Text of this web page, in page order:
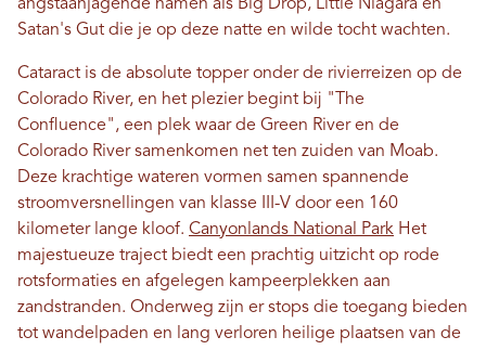
angstaanjagende namen als Big Drop, Little Niagara en
Satan's Gut die je op deze natte en wilde tocht wachten.
Cataract is de absolute topper onder de rivierreizen op de
Colorado River, en het plezier begint bij "The
Confluence", een plek waar de Green River en de
Colorado River samenkomen net ten zuiden van Moab.
Deze krachtige wateren vormen samen spannende
stroomversnellingen van klasse III-V door een 160
kilometer lange kloof. Canyonlands National Park Het
majestueuze traject biedt een prachtig uitzicht op rode
rotsformaties en afgelegen kampeerplekken aan
zandstranden. Onderweg zijn er stops die toegang bieden
tot wandelpaden en lang verloren heilige plaatsen van de